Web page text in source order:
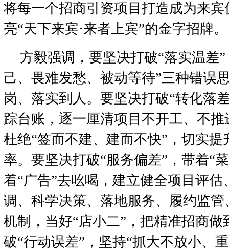
将每一个招商引资项目打造成为来
亮“天下来宾·来者上宾”的金字招牌。
方毅强调，要坚决打破“落实温差
己、畏难发愁、被动等待”三种错误
岗、落实到人。要坚决打破“转化落
踪台账，逐一厘清项目不开工、不
杜绝“签而不建、建而不快”，切实
率。要坚决打破“服务偏差”，带着“
着“广告”去吆喝，建立健全项目评
调、科学决策、落地服务、履约监
机制，当好“店小二”，把精准招商
破“行动误差”，坚持“抓大不放小、